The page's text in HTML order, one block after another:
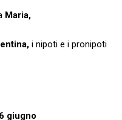
Maria,
i nipoti e i pronipoti
giugno